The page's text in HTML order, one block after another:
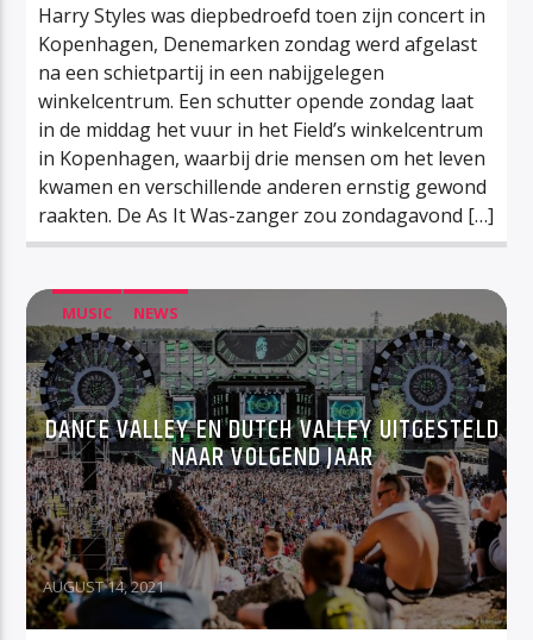
Harry Styles was diepbedroefd toen zijn concert in
Kopenhagen, Denemarken zondag werd afgelast
na een schietpartij in een nabijgelegen
winkelcentrum. Een schutter opende zondag laat
in de middag het vuur in het Field’s winkelcentrum
in Kopenhagen, waarbij drie mensen om het leven
kwamen en verschillende anderen ernstig gewond
raakten. De As It Was-zanger zou zondagavond […]
MUSIC NEWS
DANCE VALLEY EN DUTCH VALLEY UITGESTELD
NAAR VOLGEND JAAR
AUGUST 14, 2021